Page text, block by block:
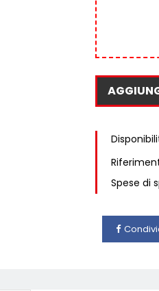
Spese di